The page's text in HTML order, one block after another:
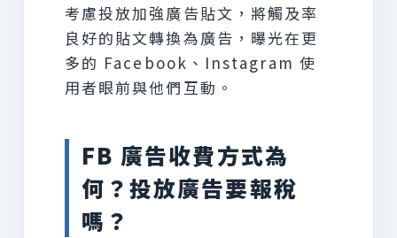
考慮投放加強廣告貼文，將觸及率
良好的貼文轉換為廣告，曝光在更
多的 Facebook、Instagram 使
用者眼前與他們互動。
FB 廣告收費方式為
何？投放廣告要報稅
嗎？